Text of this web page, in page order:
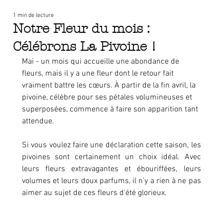
Notre Fleur du mois :
Célébrons La Pivoine !
1 min de lecture
Mai - un mois qui accueille une abondance de
fleurs, mais il y a une fleur dont le retour fait
vraiment battre les cœurs. À partir de la fin avril, la
pivoine, célèbre pour ses pétales volumineuses et
superposées, commence à faire son apparition tant
attendue.
Si vous voulez faire une déclaration cette saison, les
pivoines sont certainement un choix idéal. Avec
leurs fleurs extravagantes et ébouriffées, leurs
volumes et leurs doux parfums, il n'y a rien à ne pas
aimer au sujet de ces fleurs d'été glorieux.